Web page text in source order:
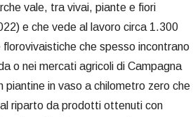
vale, tra vivai, piante e fiori
e che vede al lavoro circa 1.300
che spesso incontrano
o nei mercati agricoli di Campagna
piantine in vaso a chilometro zero che
riparto da prodotti ottenuti con